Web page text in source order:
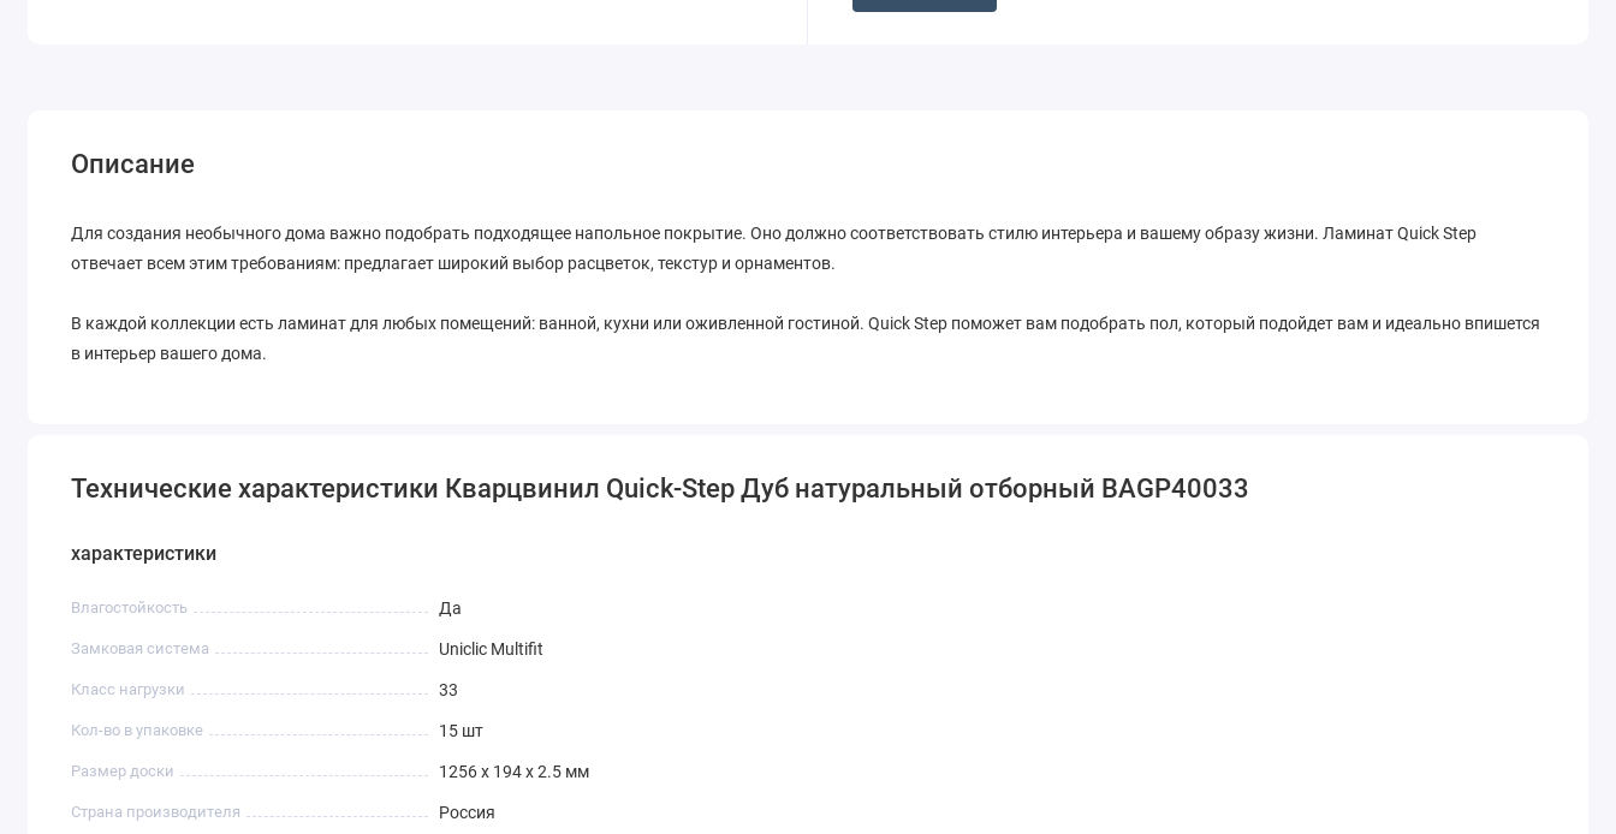
Описание
Для создания необычного дома важно подобрать подходящее напольное покрытие. Оно должно соответствовать стилю интерьера и вашему образу жизни. Ламинат Quick Step
отвечает всем этим требованиям: предлагает широкий выбор расцветок, текстур и орнаментов.
В каждой коллекции есть ламинат для любых помещений: ванной, кухни или оживленной гостиной. Quick Step поможет вам подобрать пол, который подойдет вам и идеально впишется
в интерьер вашего дома.
Технические характеристики Кварцвинил Quick-Step Дуб натуральный отборный BAGP40033
характеристики
Влагостойкость Да
Замковая система Uniclic Multifit
Класс нагрузки 33
Кол-во в упаковке 15 шт
Размер доски 1256 x 194 x 2.5 мм
Страна производителя Россия